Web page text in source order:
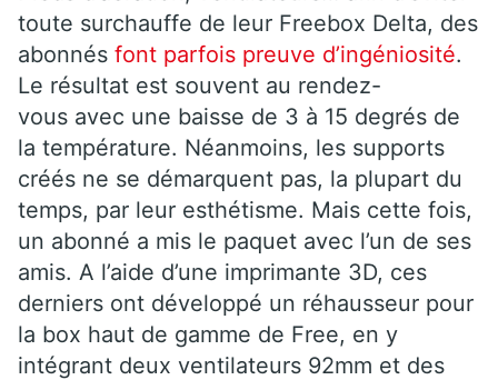
toute surchauffe de leur Freebox Delta, des
abonnés font parfois preuve d’ingéniosité.
Le résultat est souvent au rendez-
vous avec une baisse de 3 à 15 degrés de
la température. Néanmoins, les supports
créés ne se démarquent pas, la plupart du
temps, par leur esthétisme. Mais cette fois,
un abonné a mis le paquet avec l’un de ses
amis. A l’aide d’une imprimante 3D, ces
derniers ont développé un réhausseur pour
la box haut de gamme de Free, en y
intégrant deux ventilateurs 92mm et des